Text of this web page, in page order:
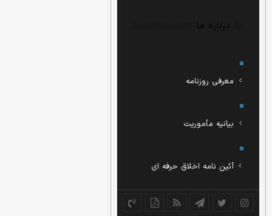
درباره ما
معرفی روزنامه
بیانیه مأموریت
آئین نامه اخلاق حرفه ای